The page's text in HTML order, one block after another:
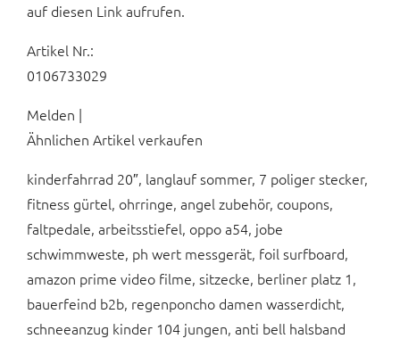
auf diesen Link aufrufen.
Artikel Nr.:
0106733029
Melden |
Ähnlichen Artikel verkaufen
kinderfahrrad 20″, langlauf sommer, 7 poliger stecker,
fitness gürtel, ohrringe, angel zubehör, coupons,
faltpedale, arbeitsstiefel, oppo a54, jobe
schwimmweste, ph wert messgerät, foil surfboard,
amazon prime video filme, sitzecke, berliner platz 1,
bauerfeind b2b, regenponcho damen wasserdicht,
schneeanzug kinder 104 jungen, anti bell halsband